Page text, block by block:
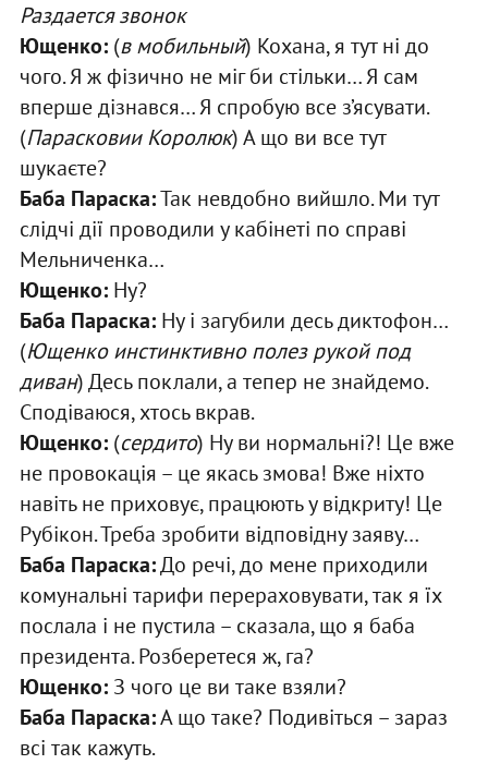
Раздается звонок
Ющенко:(в мобильный) Кохана, я тут ні до
чого. Я ж фізично не міг би стільки… Я сам
вперше дізнався… Я спробую все з’ясувати.
(Парасковии Королюк) А що ви все тут
шукаєте?
Баба Параска:Так невдобно вийшло. Ми тут
слідчі дії проводили у кабінеті по справі
Мельниченка…
Ющенко:Ну?
Баба Параска:Ну і загубили десь диктофон…
(Ющенко инстинктивно полез рукой под
диван) Десь поклали, а тепер не знайдемо.
Сподіваюся, хтось вкрав.
Ющенко:(сердито) Ну ви нормальні?! Це вже
не провокація – це якась змова! Вже ніхто
навіть не приховує, працюють у відкриту! Це
Рубікон. Треба зробити відповідну заяву…
Баба Параска:До речі, до мене приходили
комунальні тарифи перераховувати, так я їх
послала і не пустила – сказала, що я баба
президента. Розберетеся ж, га?
Ющенко:З чого це ви таке взяли?
Баба Параска:А що таке? Подивіться – зараз
всі так кажуть.